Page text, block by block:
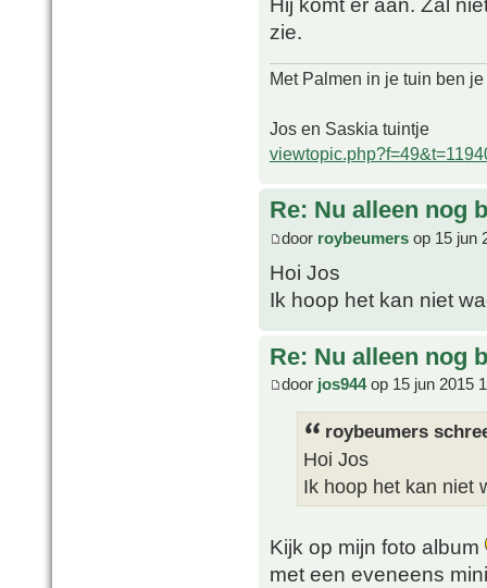
zie.
Met Palmen in je tuin ben
Jos en Saskia tuintje
Re: Nu alleen nog
door roybeumers op 15 jun
Hoi Jos
Ik hoop het kan niet
Re: Nu alleen nog
door jos944op 15 jun 2015
roybeumers
Hoi Jos
Ik hoop het kan niet
Kijk op mijn foto album
met een eveneens